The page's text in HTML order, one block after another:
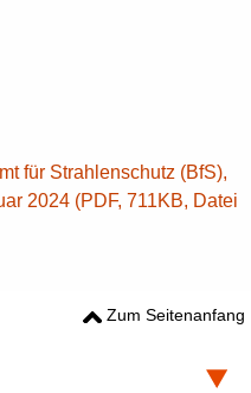
für Strahlenschutz (BfS),
2024 (PDF, 711KB, Datei
Zum Seitenanfang